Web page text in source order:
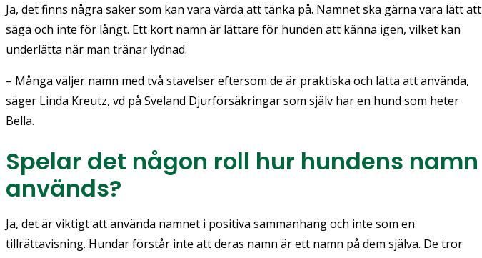
Ja, det finns några saker som kan vara värda att tänka på. Namnet ska gärna vara lätt att
säga och inte för långt. Ett kort namn är lättare för hunden att känna igen, vilket kan
underlätta när man tränar lydnad.
– Många väljer namn med två stavelser eftersom de är praktiska och lätta att använda,
säger Linda Kreutz, vd på Sveland Djurförsäkringar som själv har en hund som heter
Bella.
Spelar det någon roll hur hundens namn
används?
Ja, det är viktigt att använda namnet i positiva sammanhang och inte som en
tillrättavisning. Hundar förstår inte att deras namn är ett namn på dem själva. De tror